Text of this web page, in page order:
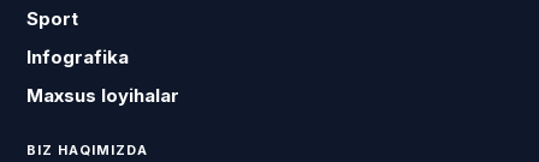
Sport
Infografika
Maxsus loyihalar
BIZ HAQIMIZDA